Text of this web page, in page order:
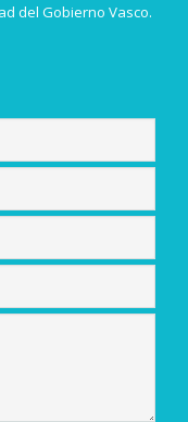
del Gobierno Vasco.